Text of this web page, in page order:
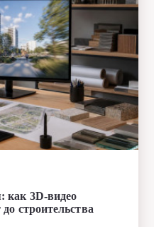
как 3D-видео
строительства